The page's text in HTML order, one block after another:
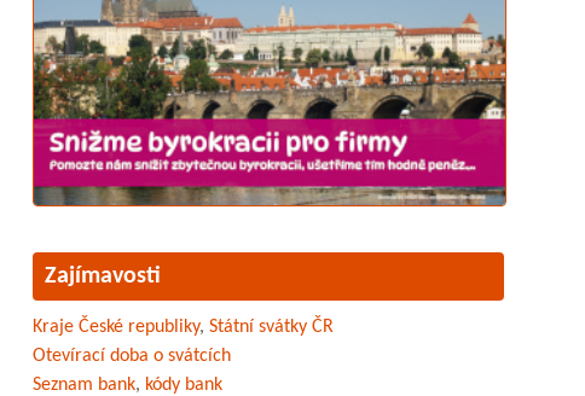
Zajímavosti
Kraje České republiky, Státní svátky ČR
Otevírací doba o svátcích
Seznam bank, kódy bank